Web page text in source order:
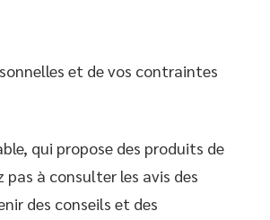
et de vos contraintes
qui propose des produits de
à consulter les avis des
des conseils et des